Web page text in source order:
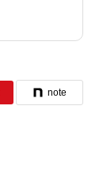
note